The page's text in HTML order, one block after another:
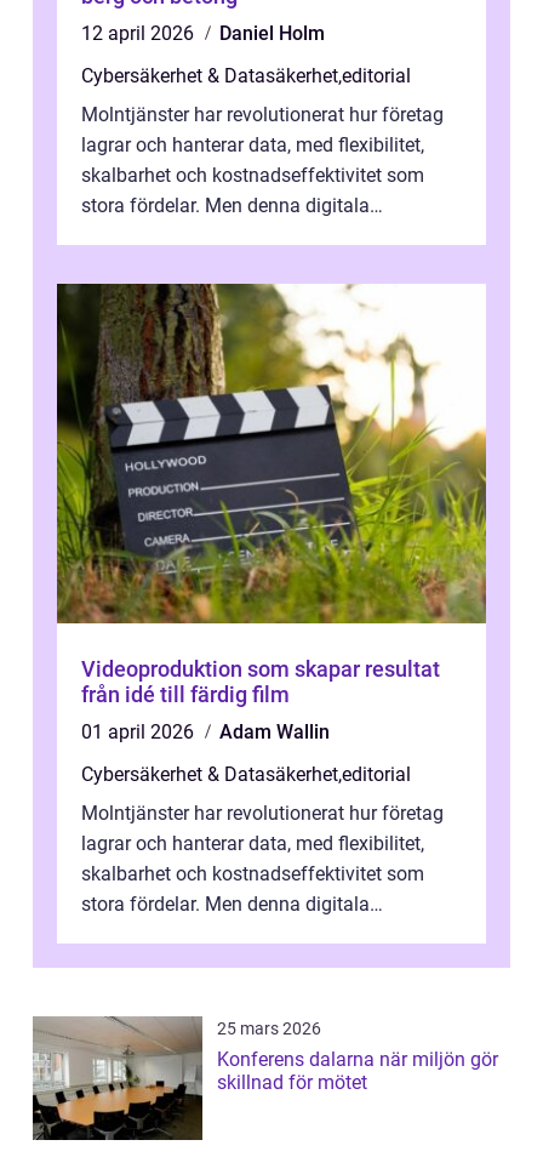
12 april 2026
Daniel Holm
Cybersäkerhet & Datasäkerhet,editorial
Molntjänster har revolutionerat hur företag
lagrar och hanterar data, med flexibilitet,
skalbarhet och kostnadseffektivitet som
stora fördelar. Men denna digitala
Videoproduktion som skapar resultat
från idé till färdig film
01 april 2026
Adam Wallin
Cybersäkerhet & Datasäkerhet,editorial
Molntjänster har revolutionerat hur företag
lagrar och hanterar data, med flexibilitet,
skalbarhet och kostnadseffektivitet som
stora fördelar. Men denna digitala
25 mars 2026
Konferens dalarna när miljön gör
skillnad för mötet